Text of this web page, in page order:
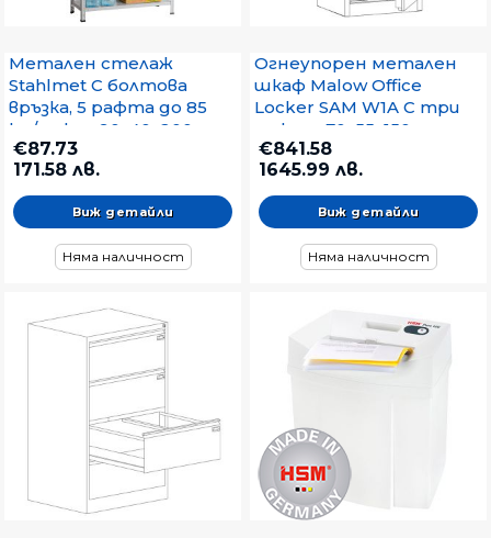
Метален стелаж
Stahlmet С болтова
връзка, 5 рафта до 85
kg/рафт, 90х40х200 cm
Бял
€87.73
171.58 лв.
Виж детайли
Няма наличност
Огнеупорен метален
шкаф Malow Office
Locker SAM W1A С три
рафта, 70x55x150 cm
€841.58
1645.99 лв.
Виж детайли
Няма наличност